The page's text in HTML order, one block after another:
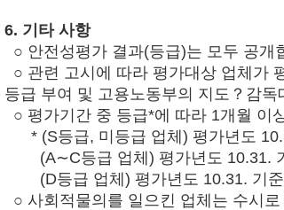
6. 기타 사항
○ 안전성평가 결과(등급)는 모두 공개
○ 관련 고시에 따라 평가대상 업체가
등급 부여 및 고용노동부의 지도？감
○ 평가기간 중 등급*에 따라 1개월 이
* (S등급, 미등급 업체) 평가년도
(A∼C등급 업체) 평가년도 10.31.
(D등급 업체) 평가년도 10.31. 기준
○ 사회적물의를 일으킨 업체는 수시